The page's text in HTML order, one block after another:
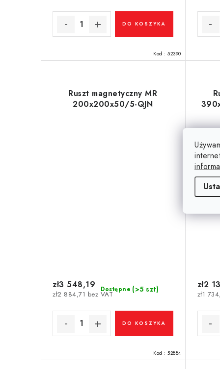
DO KOSZYKA
Kod : 52390
Ruszt magnetyczny MR
200x200x50/5-QJN
Dostępne (>5 szt)
zł2 884,71 bez VAT
zł3 548,19
DO KOSZYKA
Kod : 52884
zł1
zł2